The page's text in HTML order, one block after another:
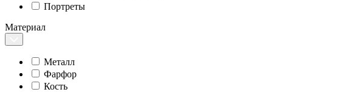
Портреты
Материал
Металл
Фарфор
Кость